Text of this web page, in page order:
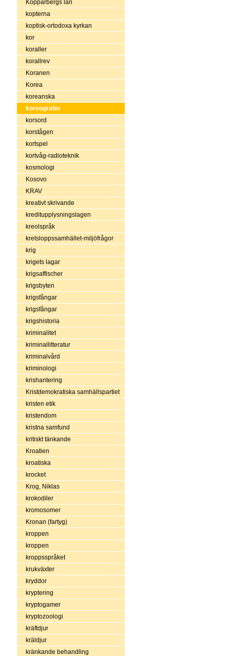
Kopparbergs län
kopterna
koptisk-ortodoxa kyrkan
kor
koraller
korallrev
Koranen
Korea
koreanska
koreografer
korsord
korstågen
kortspel
kortvåg-radioteknik
kosmologi
Kosovo
KRAV
kreativt skrivande
kreditupplysningslagen
kreolspråk
kretsloppssamhället-miljöfrågor
krig
krigets lagar
krigsaffischer
krigsbyten
krigsfångar
krigsfångar
krigshistoria
kriminalitet
kriminallitteratur
kriminalvård
kriminologi
krishantering
Kristdemokratiska samhällspartiet
kristen etik
kristendom
kristna samfund
kritiskt tänkande
Kroatien
kroatiska
krocket
Krog, Niklas
krokodiler
kromosomer
Kronan (fartyg)
kroppen
kroppen
kroppsspråket
krukväxter
kryddor
kryptering
kryptogamer
kryptozoologi
kräftdjur
kräldjur
kränkande behandling